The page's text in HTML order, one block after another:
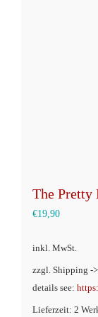
The Pretty
€19,90
inkl. MwSt.
zzgl. Shipping -
details see:
Lieferzeit: 2